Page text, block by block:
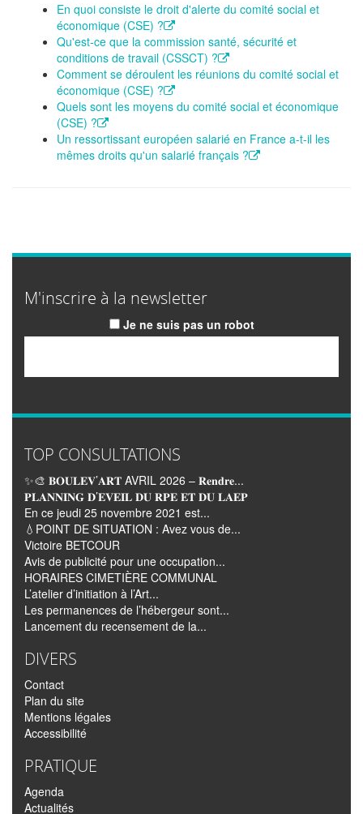
En quoi consiste le droit d'alerte du comité social et
économique (CSE) ?
Qu'est-ce que la commission santé, sécurité et
conditions de travail (CSSCT) ?
Comment se déroulent les réunions du comité social et
économique (CSE) ?
Quels sont les moyens du comité social et économique
(CSE) ?
Un ressortissant européen salarié en France a-t-il les
mêmes droits qu'un salarié français ?
M'inscrire à la newsletter
Je ne suis pas un robot
TOP CONSULTATIONS
✨🎨 𝐁𝐎𝐔𝐋𝐄𝐕’𝐀𝐑𝐓 AVRIL 2026 – 𝐑𝐞𝐧𝐝𝐫𝐞...
𝐏𝐋𝐀𝐍𝐍𝐈𝐍𝐆 𝐃’𝐄𝐕𝐄𝐈𝐋 𝐃𝐔 𝐑𝐏𝐄 𝐄𝐓 𝐃𝐔 𝐋𝐀𝐄𝐏
En ce jeudi 25 novembre 2021 est...
💧POINT DE SITUATION : Avez vous de...
Victoire BETCOUR
Avis de publicité pour une occupation...
HORAIRES CIMETIÈRE COMMUNAL
L’atelier d’initiation à l’Art...
Les permanences de l’hébergeur sont...
Lancement du recensement de la...
DIVERS
Contact
Plan du site
Mentions légales
Accessibilité
PRATIQUE
Agenda
Actualités